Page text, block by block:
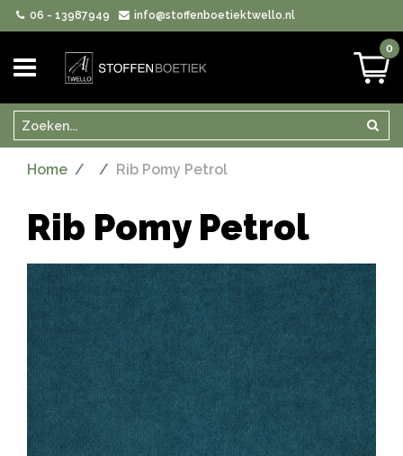
06 - 13987949 info@stoffenboetiektwello.nl
0
Zoeken
Home Rib Pomy Petrol
Rib Pomy Petrol